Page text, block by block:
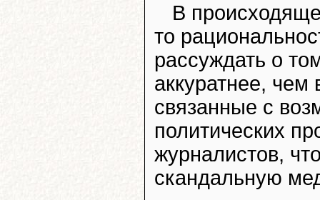
В
то
рассуждать о
аккуратнее,
связанные с
политических
журналистов,
скандальную